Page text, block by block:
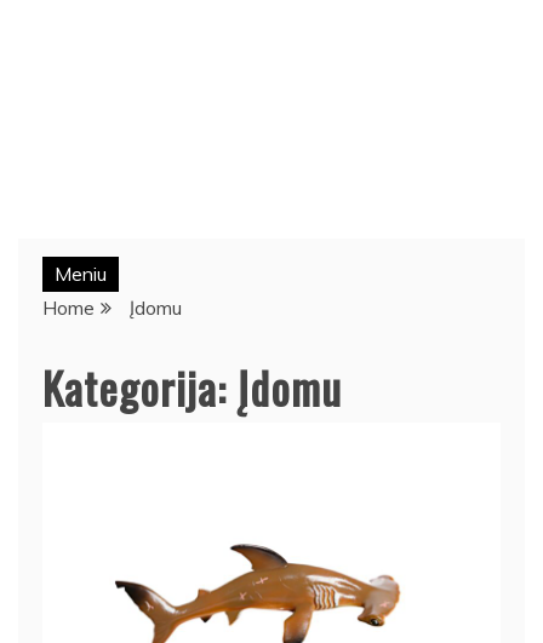
Meniu
Home
Įdomu
Kategorija: Įdomu